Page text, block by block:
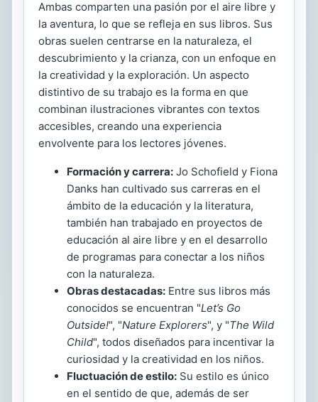
Ambas comparten una pasión por el aire libre y
la aventura, lo que se refleja en sus libros. Sus
obras suelen centrarse en la naturaleza, el
descubrimiento y la crianza, con un enfoque en
la creatividad y la exploración. Un aspecto
distintivo de su trabajo es la forma en que
combinan ilustraciones vibrantes con textos
accesibles, creando una experiencia
envolvente para los lectores jóvenes.
Formación y carrera: Jo Schofield y Fiona
Danks han cultivado sus carreras en el
ámbito de la educación y la literatura,
también han trabajado en proyectos de
educación al aire libre y en el desarrollo
de programas para conectar a los niños
con la naturaleza.
Obras destacadas: Entre sus libros más
conocidos se encuentran "Let’s Go
Outside!", "Nature Explorers", y "The Wild
Child", todos diseñados para incentivar la
curiosidad y la creatividad en los niños.
Fluctuación de estilo: Su estilo es único
en el sentido de que, además de ser